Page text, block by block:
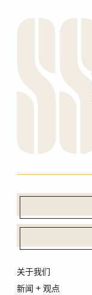
关于我们
新闻 + 观点